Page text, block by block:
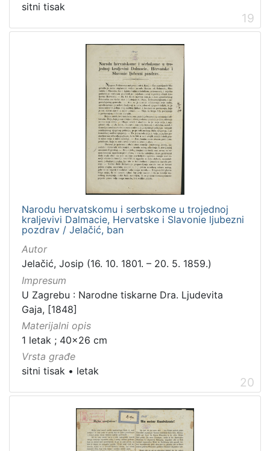
sitni tisak
19
Narodu hervatskomu i serbskome u trojednoj
kraljevivi Dalmacie, Hervatske i Slavonie ljubezni
pozdrav / Jelačić, ban
Autor
Jelačić, Josip (16. 10. 1801. – 20. 5. 1859.)
Impresum
U Zagrebu : Narodne tiskarne Dra. Ljudevita
Gaja, [1848]
Materijalni opis
1 letak ; 40x26 cm
Vrsta građe
sitni tisak • letak
20